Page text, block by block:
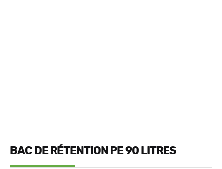
BAC DE RÉTENTION PE 90 LITRES